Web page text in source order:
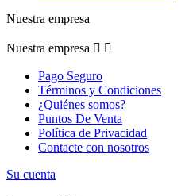
Nuestra empresa
Nuestra empresa  
Pago Seguro
Términos y Condiciones
¿Quiénes somos?
Puntos De Venta
Política de Privacidad
Contacte con nosotros
Su cuenta